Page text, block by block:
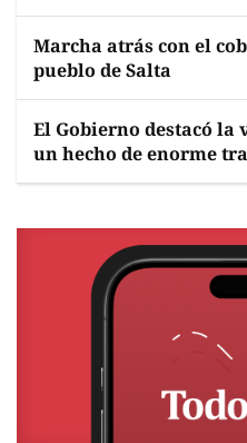
Marcha atrás con el
pueblo de Salta
El Gobierno destacó la
un hecho de enorme